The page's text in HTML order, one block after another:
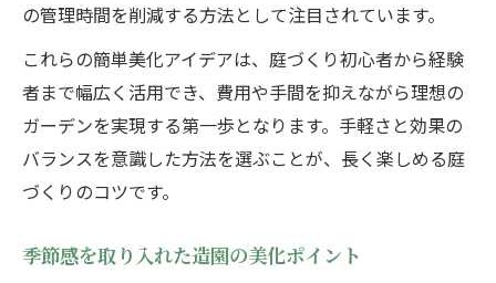
の管理時間を削減する方法として注目されています。
これらの簡単美化アイデアは、庭づくり初心者から経験
者まで幅広く活用でき、費用や手間を抑えながら理想の
ガーデンを実現する第一歩となります。手軽さと効果の
バランスを意識した方法を選ぶことが、長く楽しめる庭
づくりのコツです。
季節感を取り入れた造園の美化ポイント